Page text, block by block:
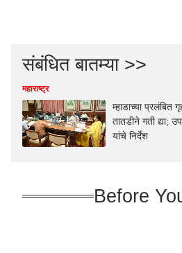
संबंधित बातम्या >>
महाराष्ट्र
म्हाडाच्या प्रलंबित
तातडीने गती द्या;
यांचे निर्देश
Before